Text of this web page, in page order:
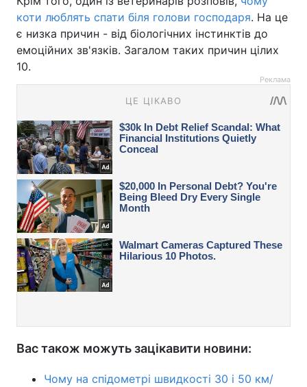
коти люблять спати біля голови господаря. На це
є низка причин - від біологічних інстинктів до
емоційних зв'язків. Загалом таких причин цілих
10.
Реклама
Вас також можуть зацікавити новини:
Чому на спідометрі швидкості 30 і 50 км/